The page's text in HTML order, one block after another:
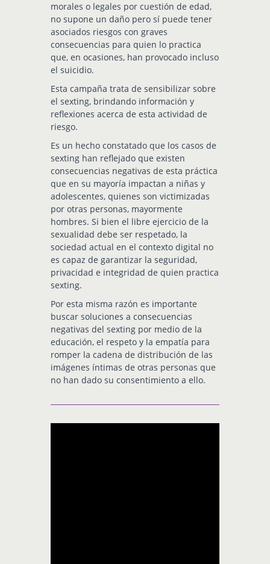
morales o legales por cuestión de edad,
no supone un daño pero sí puede tener
asociados riesgos con graves
consecuencias para quien lo practica
que, en ocasiones, han provocado incluso
el suicidio.
Esta campaña trata de sensibilizar sobre
el sexting, brindando información y
reflexiones acerca de esta actividad de
riesgo.
Es un hecho constatado que los casos de
sexting han reflejado que existen
consecuencias negativas de esta práctica
que en su mayoría impactan a niñas y
adolescentes, quienes son victimizadas
por otras personas, mayormente
hombres. Si bien el libre ejercicio de la
sexualidad debe ser respetado, la
sociedad actual en el contexto digital no
es capaz de garantizar la seguridad,
privacidad e integridad de quien practica
sexting.
Por esta misma razón es importante
buscar soluciones a consecuencias
negativas del sexting por medio de la
educación, el respeto y la empatía para
romper la cadena de distribución de las
imágenes íntimas de otras personas que
no han dado su consentimiento a ello.